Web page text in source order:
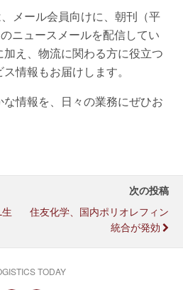
メール会員向けに、朝刊（平
ニュースメールを配信してい
え、物流に関わる方に役立つ
情報もお届けします。
情報を、日々の業務にぜひお
次の投稿
住友化学、国内ポリオレフィン
統合が発効
TODAY